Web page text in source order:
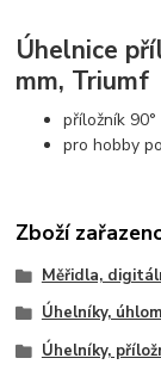
Úhelnice
mm, Triumf
příložník 90°
pro hobby
Zboží
Měřidla,
Úhelníky,
Úhelníky,